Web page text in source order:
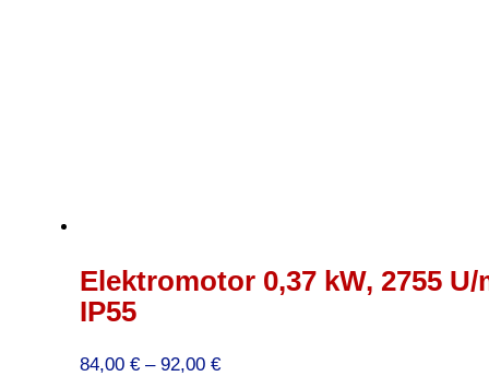
Elektromotor 0,37 kW, 2755 U/
IP55
84,00 € – 92,00 €Preisspanne: